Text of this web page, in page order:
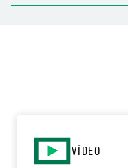
VÍDEO